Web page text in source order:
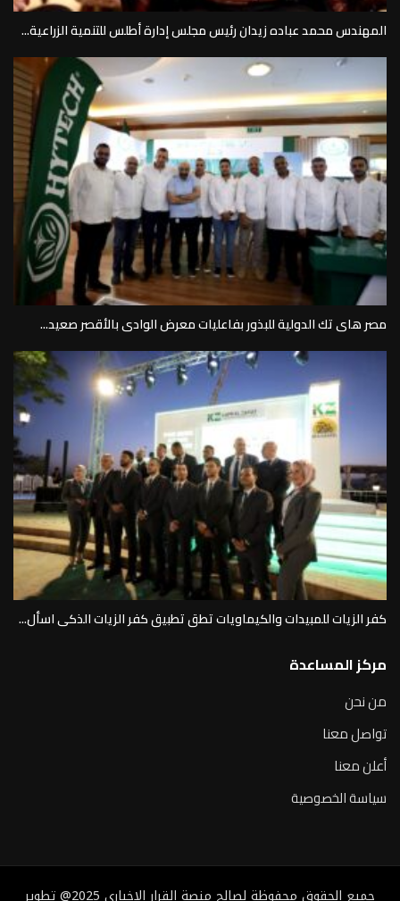
المهندس محمد عباده زيدان رئيس مجلس إدارة أطلس للتنمية الزراعية...
مصر هاى تك الدولية للبذور بفاعليات معرض الوادى بالأقصر صعيد...
كفر الزيات للمبيدات والكيماويات تطق تطبيق كفر الزيات الذكى اسأل...
مركز المساعدة
من نحن
تواصل معنا
أعلن معنا
سياسة الخصوصية
جميع الحقوق محفوظة لصالح منصة القرار الإخباري 2025@ تطوير